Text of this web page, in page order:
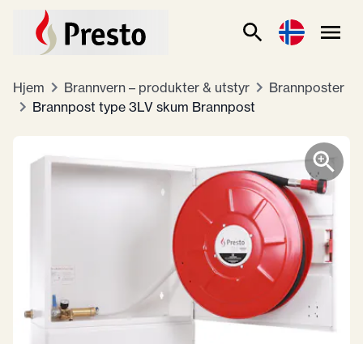
Hjem Brannvern – produkter & utstyr
Brannposter
Brannpost type 3LV skum Brannpost